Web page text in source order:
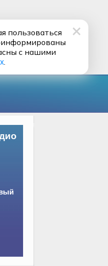
пользоваться
с нашими
.